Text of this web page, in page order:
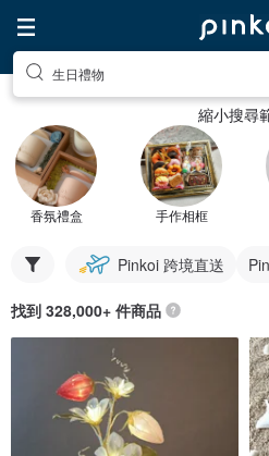
生日禮物
縮小搜尋
香氛禮盒 手作相框
Pinkoi 跨境直送
找到 328,000+ 件商品